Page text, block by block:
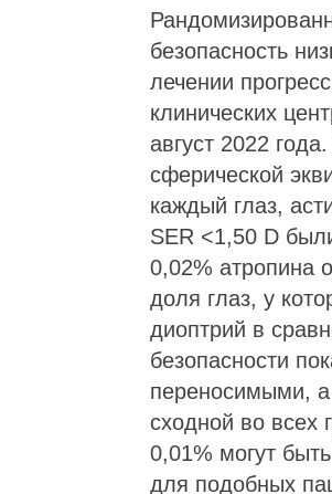
безопасность
лечении
клинических
август 2022
сферической
каждый глаз,
SER <1,50 D
0,02% атропина
доля глаз, у
диоптрий в
безопасности
переносимыми, а
сходной во всех
0,01% могут
для подобных